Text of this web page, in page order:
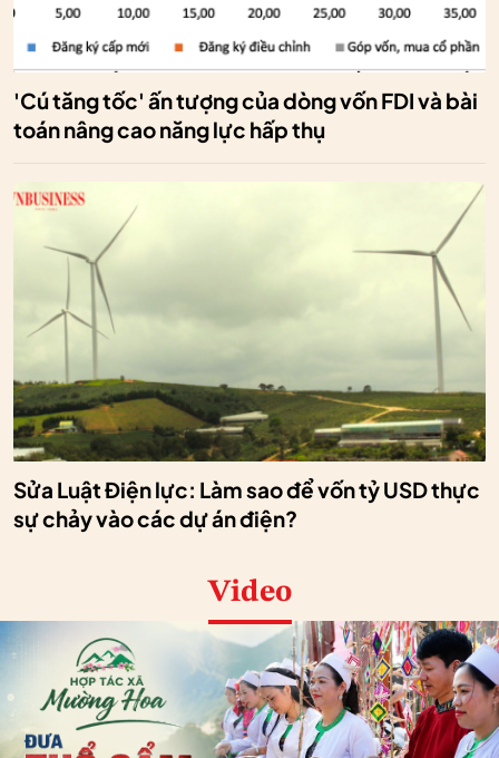
'Cú tăng tốc' ấn tượng của dòng vốn FDI và bài
toán nâng cao năng lực hấp thụ
Sửa Luật Điện lực: Làm sao để vốn tỷ USD thực
sự chảy vào các dự án điện?
Video